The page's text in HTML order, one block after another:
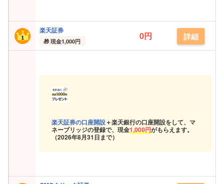
楽天証券
現金1,000円 0円 詳細
楽天証券の口座開設＋楽天銀行の口座開設をして、マ
ネーブリッジの登録で、現金1,000円がもらえます。
（2026年8月31日まで）